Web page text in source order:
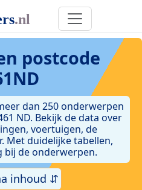
postcode
dan 250 onderwerpen
ND. Bekijk de data over
voertuigen, de
Met duidelijke tabellen,
bij de onderwerpen.
inhoud ⇵